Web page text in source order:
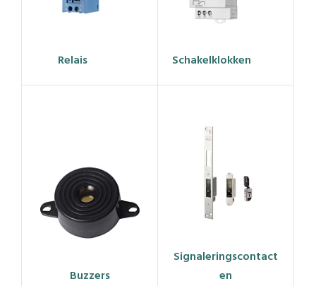
Relais Schakelklokken
Buzzers
Signaleringscontact
en